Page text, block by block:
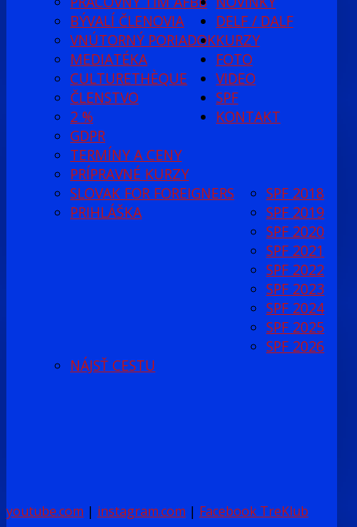
BÝVALÍ ČLENOVIA
VNÚTORNÝ PORIADOK
MEDIATÉKA
CULTURETHÈQUE
ČLENSTVO
2 %
GDPR
DELF / DALF
TERMÍNY A CENY
PRÍPRAVNÉ KURZY
KURZY
SLOVAK FOR FOREIGNERS
PRIHLÁŠKA
FOTO
VIDEO
SPF
SPF 2018
SPF 2019
SPF 2020
SPF 2021
SPF 2022
SPF 2023
SPF 2024
SPF 2025
SPF 2026
KONTAKT
NÁJSŤ CESTU
youtube.com | instagram.com | Facebook TreKlub